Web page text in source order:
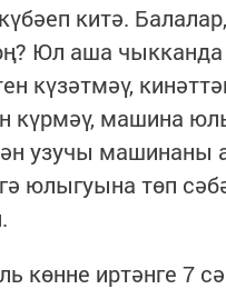
китә.
Юл аша чыкканда
күзәтмәү,
күрмәү, машина
узучы машинаны
юлыгуына төп
көнне иртәнге 7